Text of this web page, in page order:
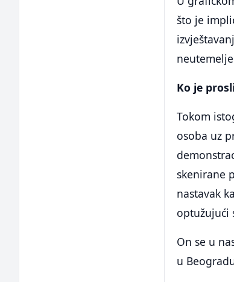
što je
Ko je
Tokom
osoba uz
skenirane
nastavak
optužujući
On se u
u